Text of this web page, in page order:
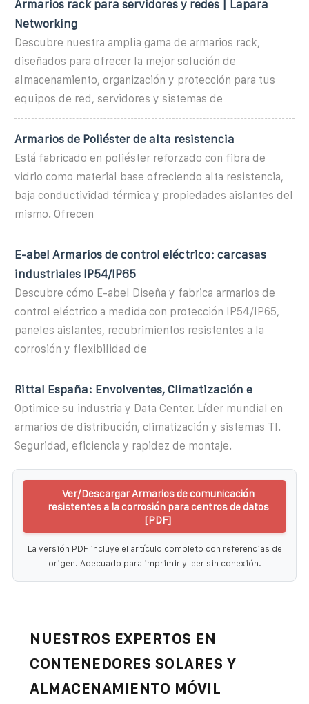
Armarios rack para servidores y redes | Lapara
Networking
Descubre nuestra amplia gama de armarios rack,
diseñados para ofrecer la mejor solución de
almacenamiento, organización y protección para tus
equipos de red, servidores y sistemas de
Armarios de Poliéster de alta resistencia
Está fabricado en poliéster reforzado con fibra de
vidrio como material base ofreciendo alta resistencia,
baja conductividad térmica y propiedades aislantes del
mismo. Ofrecen
E-abel Armarios de control eléctrico: carcasas
industriales IP54/IP65
Descubre cómo E-abel Diseña y fabrica armarios de
control eléctrico a medida con protección IP54/IP65,
paneles aislantes, recubrimientos resistentes a la
corrosión y flexibilidad de
Rittal España: Envolventes, Climatización e
Optimice su industria y Data Center. Líder mundial en
armarios de distribución, climatización y sistemas TI.
Seguridad, eficiencia y rapidez de montaje.
Ver/Descargar Armarios de comunicación
resistentes a la corrosión para centros de datos
[PDF]
La versión PDF incluye el artículo completo con referencias de
origen. Adecuado para imprimir y leer sin conexión.
NUESTROS EXPERTOS EN
CONTENEDORES SOLARES Y
ALMACENAMIENTO MÓVIL